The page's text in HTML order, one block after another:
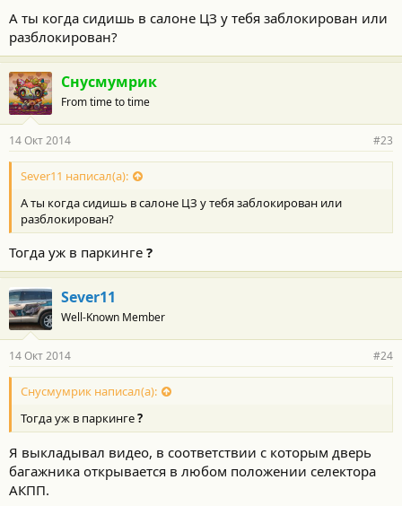
А ты когда сидишь в салоне ЦЗ у тебя заблокирован или
разблокирован?
Снусмумрик
From time to time
14 Окт 2014 #23
Sever11 написал(а):
А ты когда сидишь в салоне ЦЗ у тебя заблокирован или
разблокирован?
Тогда уж в паркинге ?
Sever11
Well-Known Member
14 Окт 2014 #24
Снусмумрик написал(а):
Тогда уж в паркинге?
Я выкладывал видео, в соответствии с которым дверь
багажника открывается в любом положении селектора
АКПП.